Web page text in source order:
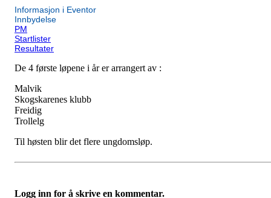
Informasjon i Eventor
Innbydelse
PM
Startlister
Resultater
De 4 første løpene i år er arrangert av :
Malvik
Skogskarenes klubb
Freidig
Trollelg
Til høsten blir det flere ungdomsløp.
Logg inn for å skrive en kommentar.